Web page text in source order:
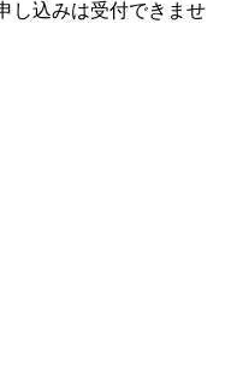
し込みは受付できませ